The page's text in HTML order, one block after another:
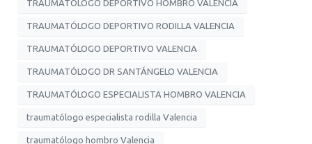
TRAUMATÓLOGO DEPORTIVO HOMBRO VALENCIA
TRAUMATÓLOGO DEPORTIVO RODILLA VALENCIA
TRAUMATÓLOGO DEPORTIVO VALENCIA
TRAUMATÓLOGO DR SANTÁNGELO VALENCIA
TRAUMATÓLOGO ESPECIALISTA HOMBRO VALENCIA
traumatólogo especialista rodilla Valencia
traumatólogo hombro Valencia